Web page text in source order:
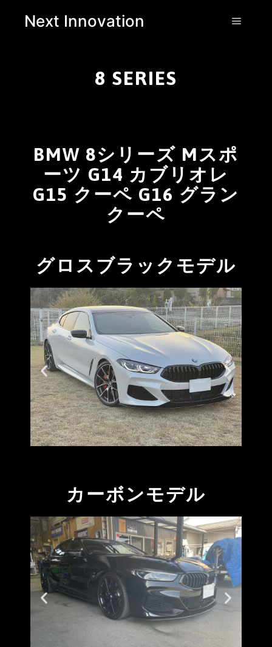
Next Innovation
8 SERIES
BMW 8シリーズ Mスポ
ーツ G14 カブリオレ
G15 クーペ G16 グラン
クーペ
グロスブラックモデル
カーボンモデル